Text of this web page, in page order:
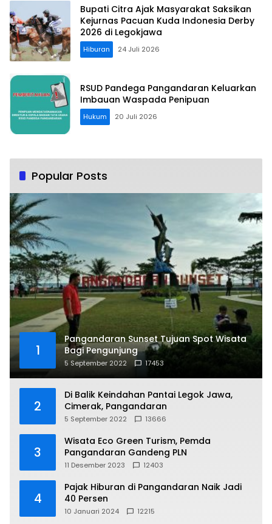
Bupati Citra Ajak Masyarakat Saksikan
Kejurnas Pacuan Kuda Indonesia Derby
2026 di Legokjawa
Hiburan 24 Juli 2026
RSUD Pandega Pangandaran Keluarkan
Imbauan Waspada Penipuan
Hukum 20 Juli 2026
Popular Posts
1
Pangandaran Sunset Tujuan Spot Wisata
Bagi Pengunjung
5 September 2022 17453
2
Di Balik Keindahan Pantai Legok Jawa,
Cimerak, Pangandaran
5 September 2022 13666
3
Wisata Eco Green Turism, Pemda
Pangandaran Gandeng PLN
11 Desember 2023 12403
4
Pajak Hiburan di Pangandaran Naik Jadi
40 Persen
10 Januari 2024 12215